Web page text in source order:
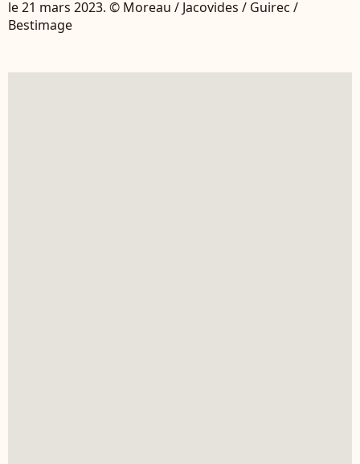
le 21 mars 2023. © Moreau / Jacovides / Guirec /
Bestimage